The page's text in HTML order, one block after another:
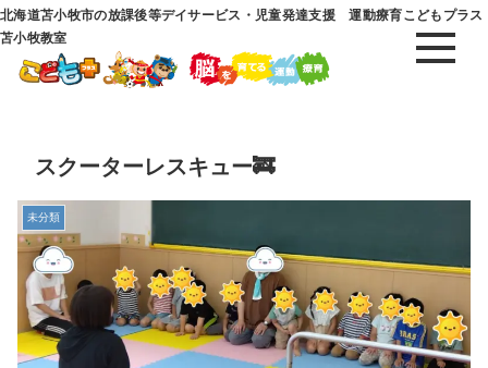
北海道苫小牧市の放課後等デイサービス・児童発達支援 運動療育こどもプラス
苫小牧教室
スクーターレスキュー🚒
未分類